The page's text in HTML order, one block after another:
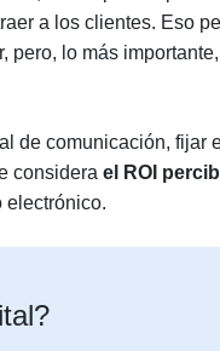
a los clientes. Eso
pero, lo más
de comunicación,
considera el ROI
electrónico.